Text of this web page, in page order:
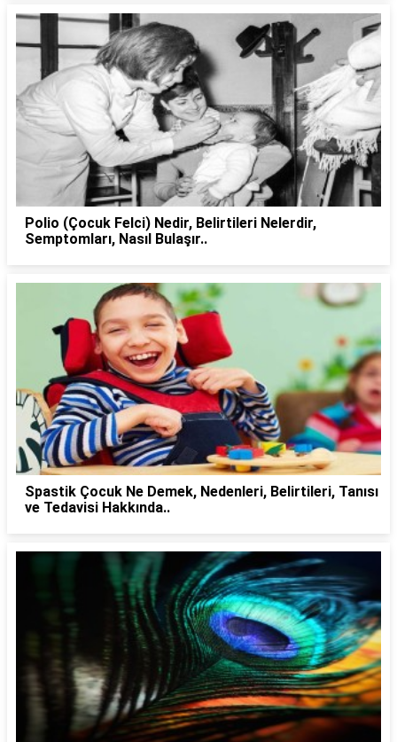
Polio (Çocuk Felci) Nedir, Belirtileri Nelerdir,
Semptomları, Nasıl Bulaşır..
Spastik Çocuk Ne Demek, Nedenleri, Belirtileri, Tanısı
ve Tedavisi Hakkında..